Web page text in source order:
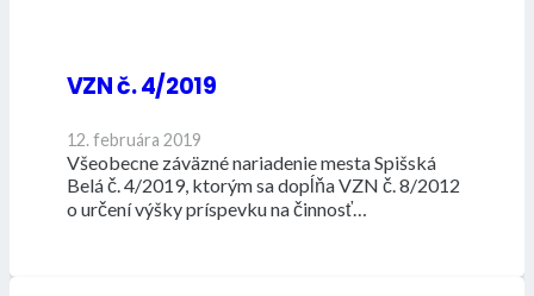
VZN č. 4/2019
12. februára 2019
Všeobecne záväzné nariadenie mesta Spišská
Belá č. 4/2019, ktorým sa dopĺňa VZN č. 8/2012
o určení výšky príspevku na činnosť…